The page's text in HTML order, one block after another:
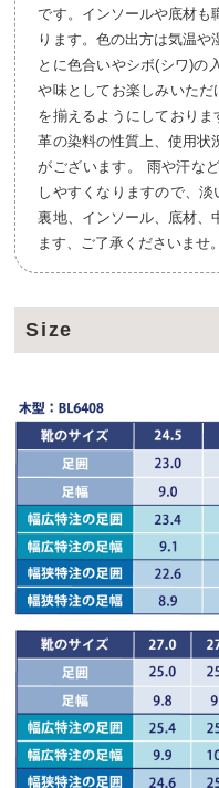
です。インソールや底材も
ります。色の出方は気温
とに色合いやシボ(シワ)の
や味としてお楽しみいた
を揃えるようにしており
革の染料の性質上、使用状
がございます。 雨や汗な
しやすくなりますので、
裏地、インソール、底材、
ます、ご了承くださいませ。
Size